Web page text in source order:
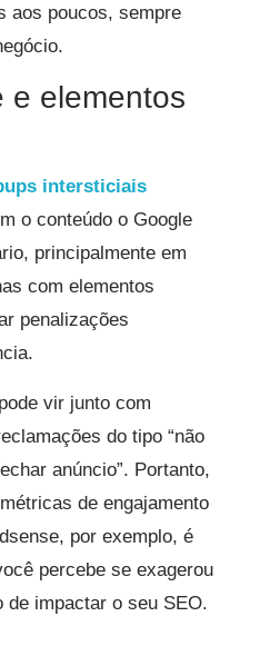
aos poucos, sempre
e elementos
intersticiais
o conteúdo o Google
principalmente em
com elementos
penalizações
vir junto com
do tipo “não
anúncio”. Portanto,
de engajamento
por exemplo, é
percebe se exagerou
de impactar o seu SEO.